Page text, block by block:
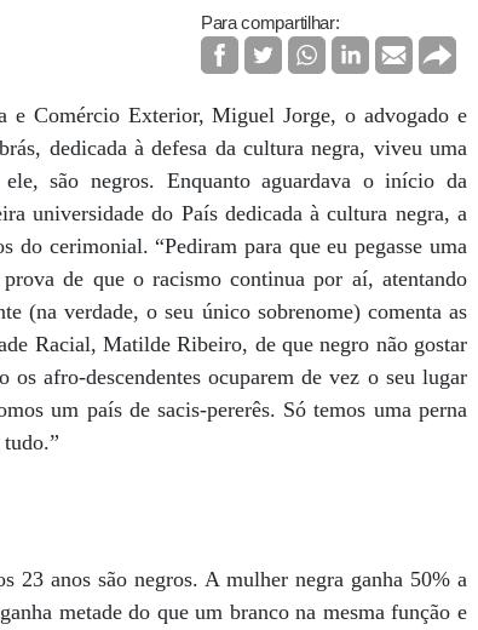
Para compartilhar:
e Comércio Exterior, Miguel Jorge, o advogado e
dedicada à defesa da cultura negra, viveu uma
são negros. Enquanto aguardava o início da
universidade do País dedicada à cultura negra, a
cerimonial. “Pediram para que eu pegasse uma
de que o racismo continua por aí, atentando
(na verdade, o seu único sobrenome) comenta as
Racial, Matilde Ribeiro, de que negro não gostar
afro-descendentes ocuparem de vez o seu lugar
um país de sacis-pererês. Só temos uma perna
23 anos são negros. A mulher negra ganha 50% a
metade do que um branco na mesma função e